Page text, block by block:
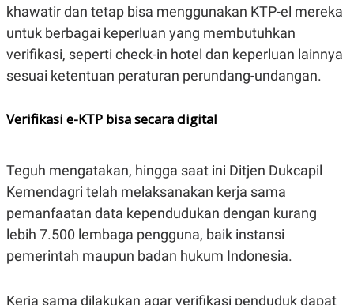
P
A
P
E
D
V
E
R
I
N
M
E
D
I
A
.
I
D
khawatir dan tetap bisa menggunakan KTP-el mereka
untuk berbagai keperluan yang membutuhkan
verifikasi, seperti check-in hotel dan keperluan lainnya
sesuai ketentuan peraturan perundang-undangan.
Verifikasi e-KTP bisa secara digital
Teguh mengatakan, hingga saat ini Ditjen Dukcapil
Kemendagri telah melaksanakan kerja sama
pemanfaatan data kependudukan dengan kurang
lebih 7.500 lembaga pengguna, baik instansi
pemerintah maupun badan hukum Indonesia.
Kerja sama dilakukan agar verifikasi penduduk dapat